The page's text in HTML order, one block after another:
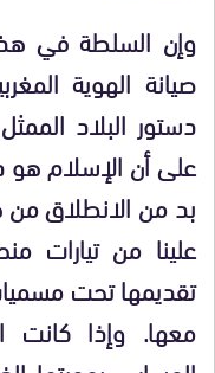
وإن السلطة في
صيانة الهوية
دستور البلاد
على أن الإسلام هو
بد من الانطلاق
علينا من تيارات
تقديمها تحت
معها. وإذا كانت